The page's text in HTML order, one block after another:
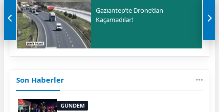
Gaziantep’te Drone’dan
Kaçamadılar!
Son Haberler
GÜNDEM